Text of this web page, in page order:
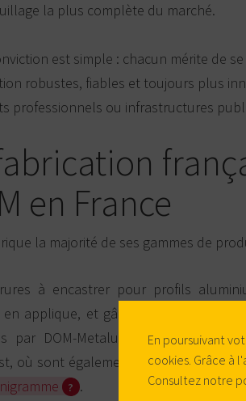
la plus complète du marché.
est simple : chacun mérite de
robustes, fiables et toujours plus
professionnels ou infrastructures
en France
la majorité de ses gammes de
à encastrer pour profils
en applique, et gâches électriques en
par DOM-Metalux à Saint-Dizier,
où sont également montés les
.
En poursuivant
cookies. Grâce à
Consultez notre